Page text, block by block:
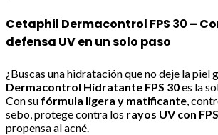
Cetaphil Dermacontrol FPS 30 –
defensa UV en un solo paso
¿Buscas una hidratación que no deje la piel
Dermacontrol Hidratante FPS 30es la
Con su fórmula ligera y matificante ,
sebo, protege contra los rayos UV con
propensa al acné.